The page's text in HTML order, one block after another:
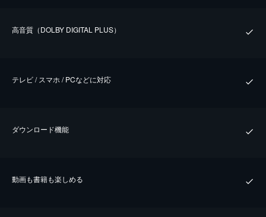
⾼⾳質（DOLBY DIGITAL PLUS）
テレビ / スマホ / PCなどに対応
ダウンロード機能
動画も書籍も楽しめる